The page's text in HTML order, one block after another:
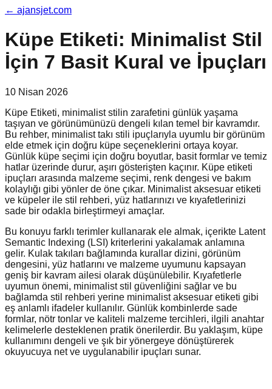
← ajansjet.com
Küpe Etiketi: Minimalist Stil
İçin 7 Basit Kural ve İpuçları
10 Nisan 2026
Küpe Etiketi, minimalist stilin zarafetini günlük yaşama
taşıyan ve görünümünüzü dengeli kılan temel bir kavramdır.
Bu rehber, minimalist takı stili ipuçlarıyla uyumlu bir görünüm
elde etmek için doğru küpe seçeneklerini ortaya koyar.
Günlük küpe seçimi için doğru boyutlar, basit formlar ve temiz
hatlar üzerinde durur, aşırı gösterişten kaçınır. Küpe etiketi
ipuçları arasında malzeme seçimi, renk dengesi ve bakım
kolaylığı gibi yönler de öne çıkar. Minimalist aksesuar etiketi
ve küpeler ile stil rehberi, yüz hatlarınızı ve kıyafetlerinizi
sade bir odakla birleştirmeyi amaçlar.
Bu konuyu farklı terimler kullanarak ele almak, içerikte Latent
Semantic Indexing (LSI) kriterlerini yakalamak anlamına
gelir. Kulak takıları bağlamında kurallar dizini, görünüm
dengesini, yüz hatlarını ve malzeme uyumunu kapsayan
geniş bir kavram ailesi olarak düşünülebilir. Kıyafetlerle
uyumun önemi, minimalist stil güvenliğini sağlar ve bu
bağlamda stil rehberi yerine minimalist aksesuar etiketi gibi
eş anlamlı ifadeler kullanılır. Günlük kombinlerde sade
formlar, nötr tonlar ve kaliteli malzeme tercihleri, ilgili anahtar
kelimelerle desteklenen pratik önerilerdir. Bu yaklaşım, küpe
kullanımını dengeli ve şık bir yönergeye dönüştürerek
okuyucuya net ve uygulanabilir ipuçları sunar.